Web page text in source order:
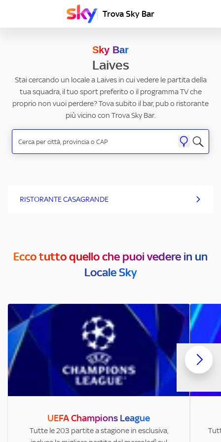
Trova Sky Bar
Sky Bar
Laives
Stai cercando un locale a Laives in cui vedere le partita della
tua squadra, il tuo sport preferito o il programma TV che
proprio non vuoi perdere? Tova subito il bar, pub o ristorante
più vicino con Trova Sky Bar.
RISTORANTE CASAGRANDE
Ecco tutto quello che puoi vedere in un
Locale Sky
UEFA Champions League
Tutte le 203 partite a stagione in esclusiva,